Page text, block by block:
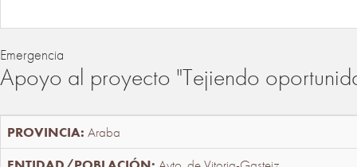
Emergencia
Apoyo al proyecto "Tejiendo
Araba